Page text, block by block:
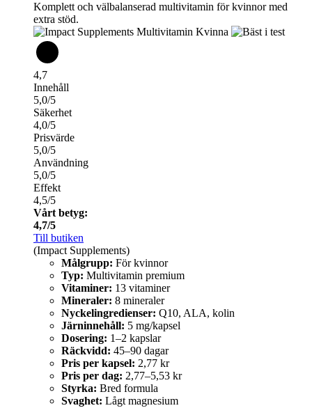
Komplett och välbalanserad multivitamin för kvinnor med
extra stöd.
4,7
Innehåll
5,0/5
Säkerhet
4,0/5
Prisvärde
5,0/5
Användning
5,0/5
Effekt
4,5/5
Vårt betyg:
4,7/5
Till butiken
(Impact Supplements)
Målgrupp: För kvinnor
Typ: Multivitamin premium
Vitaminer: 13 vitaminer
Mineraler: 8 mineraler
Nyckelingredienser: Q10, ALA, kolin
Järninnehåll: 5 mg/kapsel
Dosering: 1–2 kapslar
Räckvidd: 45–90 dagar
Pris per kapsel: 2,77 kr
Pris per dag: 2,77–5,53 kr
Styrka: Bred formula
Svaghet: Lågt magnesium